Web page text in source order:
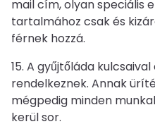
mail cím, olyan speciális
tartalmához csak és
férnek hozzá.
15. A gyűjtőláda
rendelkeznek. Annak
mégpedig minden
kerül sor.